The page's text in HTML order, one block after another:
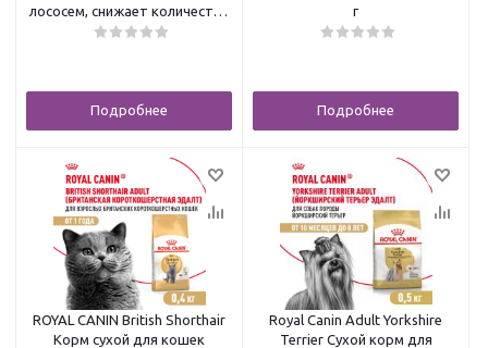
лососем, снижает количество
аллергенов 1,4 кг
Подробнее
г
Подробнее
ROYAL CANIN British Shorthair
Корм сухой для кошек
Royal Canin Adult Yorkshire
Terrier Сухой корм для